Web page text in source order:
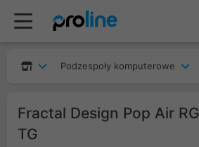
Podzespoły komputerowe
Fractal Design Pop Air
TG